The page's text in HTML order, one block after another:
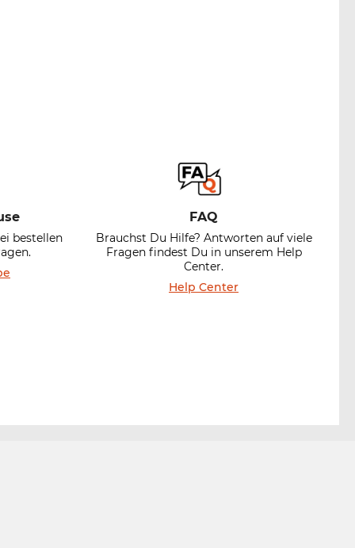
bestellen
FAQ
Brauchst Du Hilfe? Antworten auf viele
Fragen findest Du in unserem Help
Center.
Help Center